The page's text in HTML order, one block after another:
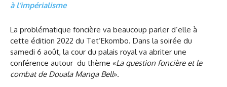
à l’impérialisme
La problématique foncière va beaucoup parler d’elle à
cette édition 2022 du Tet’Ekombo. Dans la soirée du
samedi 6 août, la cour du palais royal va abriter une
conférence autour du thème «La question foncière et le
combat de Douala Manga Bell».